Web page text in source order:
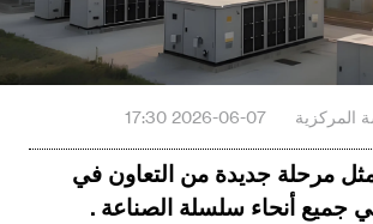
المركزية 2026-06-07 17:30
مرحلة جديدة من التعاون في
جميع أنحاء سلسلة الصناعة .